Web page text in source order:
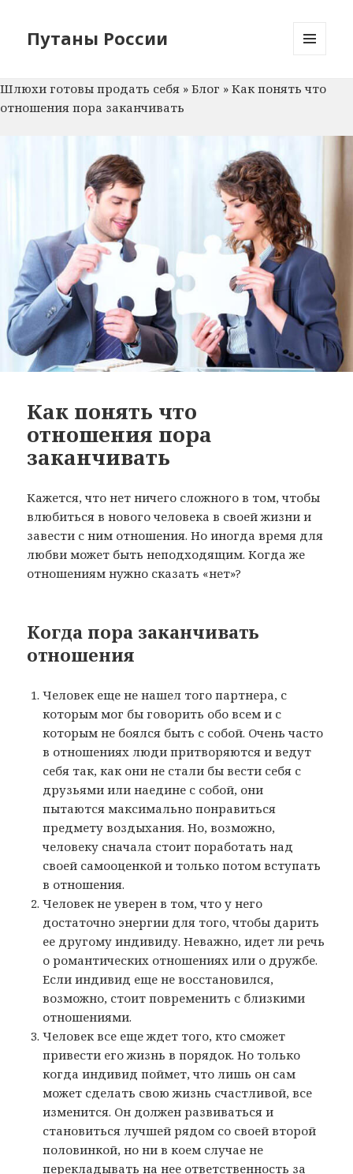
Путаны России
ВИДЖЕТЫ
Шлюхи готовы продать себя » Блог » Как понять что
отношения пора заканчивать
Как понять что
отношения пора
заканчивать
Кажется, что нет ничего сложного в том, чтобы
влюбиться в нового человека в своей жизни и
завести с ним отношения. Но иногда время для
любви может быть неподходящим. Когда же
отношениям нужно сказать «нет»?
Когда пора заканчивать
отношения
Человек еще не нашел того партнера, с
которым мог бы говорить обо всем и с
которым не боялся быть с собой. Очень часто
в отношениях люди притворяются и ведут
себя так, как они не стали бы вести себя с
друзьями или наедине с собой, они
пытаются максимально понравиться
предмету воздыхания. Но, возможно,
человеку сначала стоит поработать над
своей самооценкой и только потом вступать
в отношения.
Человек не уверен в том, что у него
достаточно энергии для того, чтобы дарить
ее другому индивиду. Неважно, идет ли речь
о романтических отношениях или о дружбе.
Если индивид еще не восстановился,
возможно, стоит повременить с близкими
отношениями.
Человек все еще ждет того, кто сможет
привести его жизнь в порядок. Но только
когда индивид поймет, что лишь он сам
может сделать свою жизнь счастливой, все
изменится. Он должен развиваться и
становиться лучшей рядом со своей второй
половинкой, но ни в коем случае не
перекладывать на нее ответственность за